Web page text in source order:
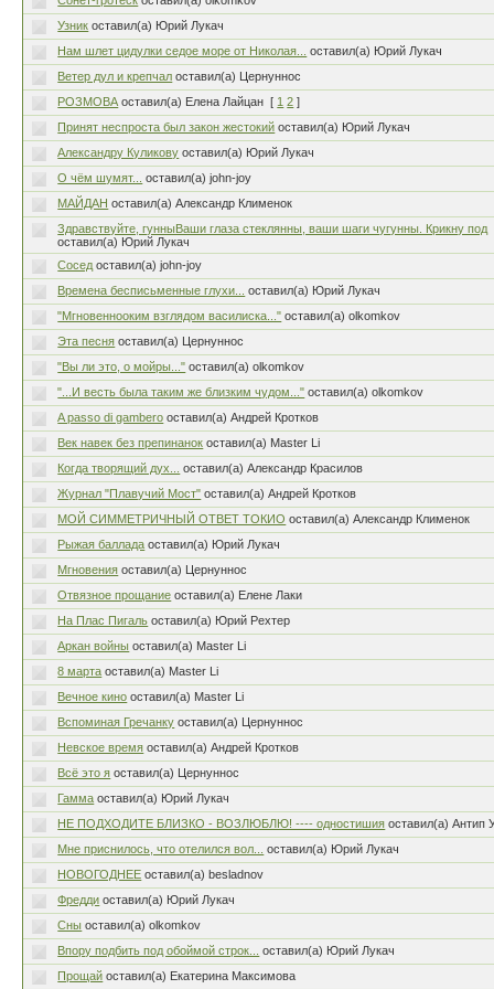
Узник оставил(а) Юрий Лукач
Нам шлет цидулки седое море от Николая...
оставил(а) Юрий Лукач
Ветер дул и крепчал оставил(а) Цернуннос
РОЗМОВА оставил(а) Елена Лайцан [ 1 2 ]
Принят неспроста был закон жестокий оставил(а) Юрий Лукач
Александру Куликову оставил(а) Юрий Лукач
О чём шумят...
оставил(а) john-joy
МАЙДАН оставил(а) Александр Клименок
Здравствуйте, гунныВаши глаза стеклянны, ваши шаги чугунны. Крикну под
оставил(а) Юрий Лукач
Сосед оставил(а) john-joy
Времена бесписьменные глухи...
оставил(а) Юрий Лукач
"Мгновеннооким взглядом василиска..." оставил(а) olkomkov
Эта песня оставил(а) Цернуннос
"Вы ли это, о мойры..." оставил(а) olkomkov
"...И весть была таким же близким чудом..." оставил(а) olkomkov
A passo di gambero оставил(а) Андрей Кротков
Век навек без препинанок оставил(а) Master Li
Когда творящий дух...
оставил(а) Александр Красилов
Журнал "Плавучий Мост" оставил(а) Андрей Кротков
МОЙ СИММЕТРИЧНЫЙ ОТВЕТ ТОКИО оставил(а) Александр Клименок
Рыжая баллада оставил(а) Юрий Лукач
Мгновения оставил(а) Цернуннос
Отвязное прощание оставил(а) Елене Лаки
На Плас Пигаль оставил(а) Юрий Рехтер
Аркан войны оставил(а) Master Li
8 марта оставил(а) Master Li
Вечное кино оставил(а) Master Li
Вспоминая Гречанку оставил(а) Цернуннос
Невское время оставил(а) Андрей Кротков
Всё это я оставил(а) Цернуннос
Гамма оставил(а) Юрий Лукач
НЕ ПОДХОДИТЕ БЛИЗКО - ВОЗЛЮБЛЮ! ---- одностишия оставил(а) Антип
Мне приснилось, что отелился вол...
оставил(а) Юрий Лукач
НОВОГОДНЕЕ оставил(а) besladnov
Фредди оставил(а) Юрий Лукач
Сны оставил(а) olkomkov
Впору подбить под обоймой строк...
оставил(а) Юрий Лукач
Прощай оставил(а) Екатерина Максимова